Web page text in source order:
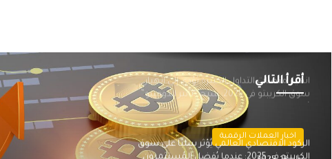
أقرأ التالي
اخبار العملات الرقمية
انهيار منصات التداول الكبيرة يُؤدي إلى انهيار
سوق الكريبتو في 2025: شبح “تأثير الدومينو”
يُهدد استقرار السوق
الركود الاقتصادي العالمي يُؤثر سلبًا على سوق